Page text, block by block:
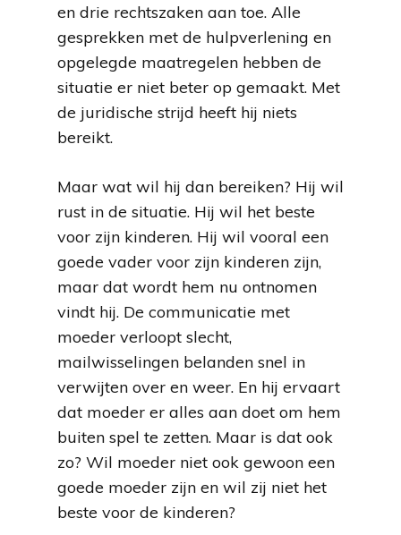
en drie rechtszaken aan toe. Alle
gesprekken met de hulpverlening en
opgelegde maatregelen hebben de
situatie er niet beter op gemaakt. Met
de juridische strijd heeft hij niets
bereikt.
Maar wat wil hij dan bereiken? Hij wil
rust in de situatie. Hij wil het beste
voor zijn kinderen. Hij wil vooral een
goede vader voor zijn kinderen zijn,
maar dat wordt hem nu ontnomen
vindt hij. De communicatie met
moeder verloopt slecht,
mailwisselingen belanden snel in
verwijten over en weer. En hij ervaart
dat moeder er alles aan doet om hem
buiten spel te zetten. Maar is dat ook
zo? Wil moeder niet ook gewoon een
goede moeder zijn en wil zij niet het
beste voor de kinderen?